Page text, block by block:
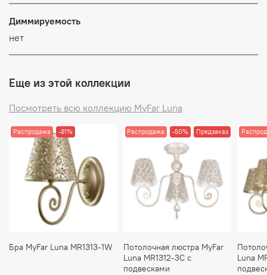
Диммируемость
нет
Еще из этой коллекции
Посмотреть всю коллекцию MyFar Luna
Распродажа -81%
Бра MyFar Luna MR1313-1W
Распродажа -50% Предзаказ
Потолочная люстра MyFar
Luna MR1312-3C с
подвесками
Luna